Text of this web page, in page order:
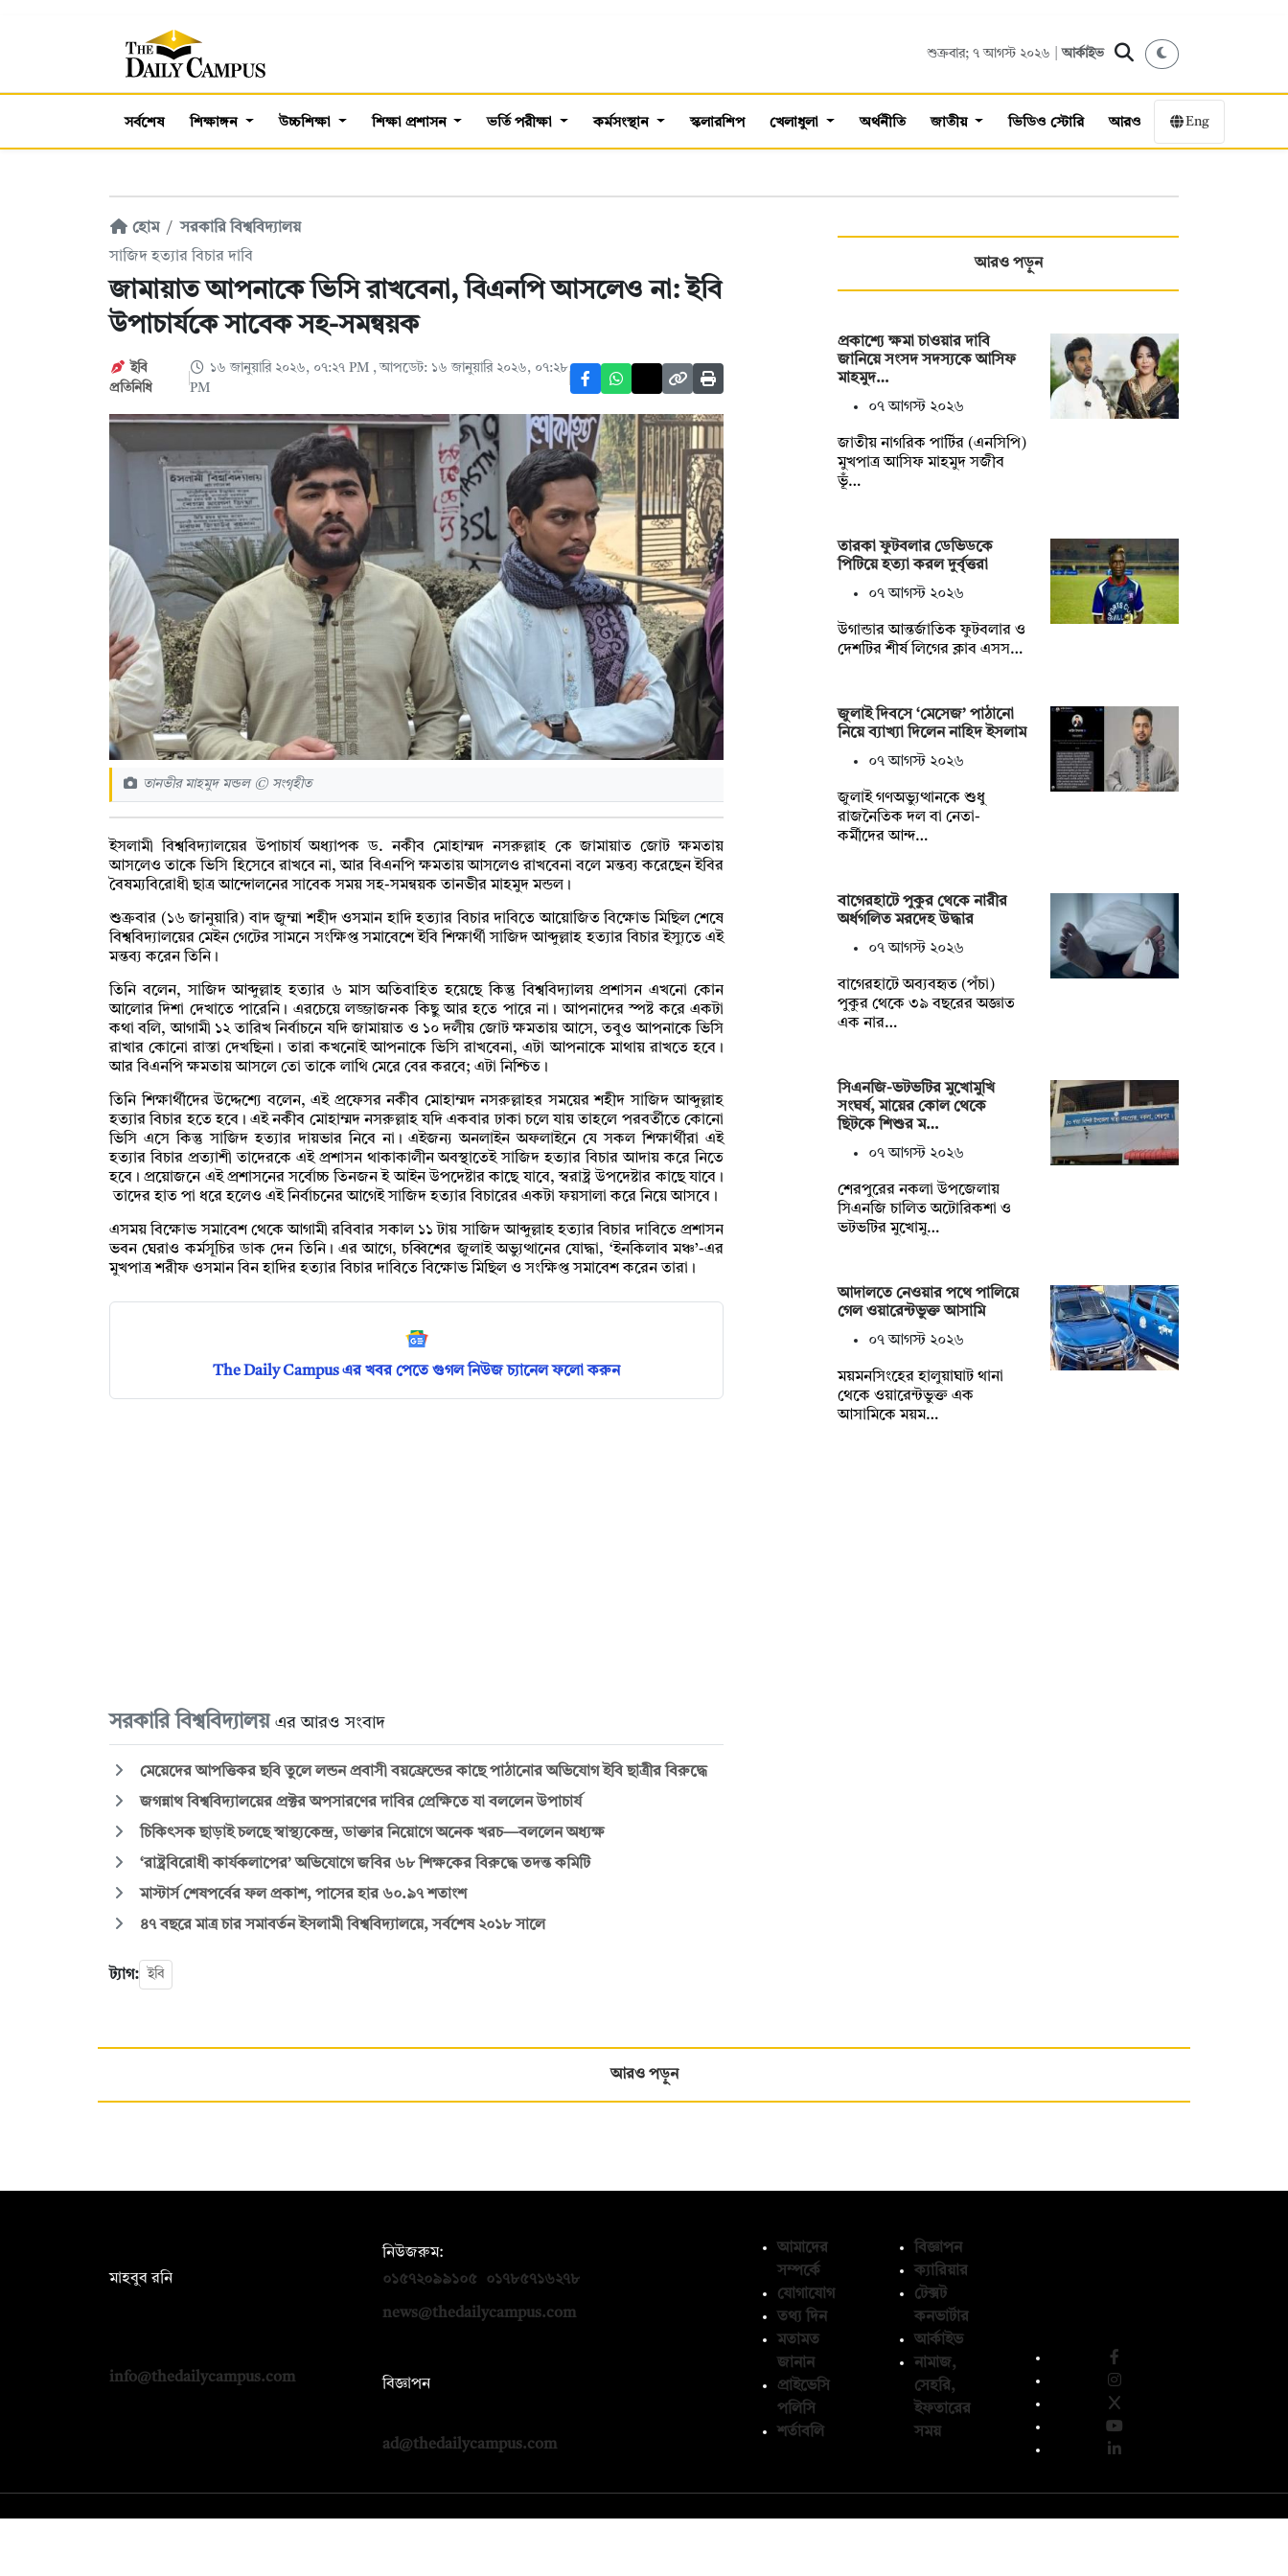
শুক্রবার; ৭ আগস্ট ২০২৬ |আর্কাইভ
সর্বশেষ শিক্ষাঙ্গন উচ্চশিক্ষা শিক্ষা প্রশাসন ভর্তি পরীক্ষা কর্মসংস্থান স্কলারশিপ খেলাধুলা অর্থনীতি জাতীয় ভিডিও স্টোরি আরও Eng
হোম
সরকারি বিশ্ববিদ্যালয়
সাজিদ হত্যার বিচার দাবি
জামায়াত আপনাকে ভিসি রাখবেনা, বিএনপি আসলেও না: ইবি
উপাচার্যকে সাবেক সহ-সমন্বয়ক
ইবি
প্রতিনিধি
১৬ জানুয়ারি ২০২৬, ০৭:২৭ PM , আপডেট: ১৬ জানুয়ারি ২০২৬, ০৭:২৮
PM
তানভীর মাহমুদ মন্ডল © সংগৃহীত
ইসলামী বিশ্ববিদ্যালয়ের উপাচার্য অধ্যাপক ড. নকীব মোহাম্মদ নসরুল্লাহ কে জামায়াত জোট ক্ষমতায়
আসলেও তাকে ভিসি হিসেবে রাখবে না, আর বিএনপি ক্ষমতায় আসলেও রাখবেনা বলে মন্তব্য করেছেন ইবির
বৈষম্যবিরোধী ছাত্র আন্দোলনের সাবেক সময় সহ-সমন্বয়ক তানভীর মাহমুদ মন্ডল।
শুক্রবার (১৬ জানুয়ারি) বাদ জুম্মা শহীদ ওসমান হাদি হত্যার বিচার দাবিতে আয়োজিত বিক্ষোভ মিছিল শেষে
বিশ্ববিদ্যালয়ের মেইন গেটের সামনে সংক্ষিপ্ত সমাবেশে ইবি শিক্ষার্থী সাজিদ আব্দুল্লাহ হত্যার বিচার ইস্যুতে এই
মন্তব্য করেন তিনি।
তিনি বলেন, সাজিদ আব্দুল্লাহ হত্যার ৬ মাস অতিবাহিত হয়েছে কিন্তু বিশ্ববিদ্যালয় প্রশাসন এখনো কোন
আলোর দিশা দেখাতে পারেনি। এরচেয়ে লজ্জাজনক কিছু আর হতে পারে না। আপনাদের স্পষ্ট করে একটা
কথা বলি, আগামী ১২ তারিখ নির্বাচনে যদি জামায়াত ও ১০ দলীয় জোট ক্ষমতায় আসে, তবুও আপনাকে ভিসি
রাখার কোনো রাস্তা দেখছিনা। তারা কখনোই আপনাকে ভিসি রাখবেনা, এটা আপনাকে মাথায় রাখতে হবে।
আর বিএনপি ক্ষমতায় আসলে তো তাকে লাথি মেরে বের করবে; এটা নিশ্চিত।
তিনি শিক্ষার্থীদের উদ্দেশ্যে বলেন, এই প্রফেসর নকীব মোহাম্মদ নসরুল্লাহর সময়ের শহীদ সাজিদ আব্দুল্লাহ
হত্যার বিচার হতে হবে। এই নকীব মোহাম্মদ নসরুল্লাহ যদি একবার ঢাকা চলে যায় তাহলে পরবর্তীতে কোনো
ভিসি এসে কিন্তু সাজিদ হত্যার দায়ভার নিবে না। এইজন্য অনলাইন অফলাইনে যে সকল শিক্ষার্থীরা এই
হত্যার বিচার প্রত্যাশী তাদেরকে এই প্রশাসন থাকাকালীন অবস্থাতেই সাজিদ হত্যার বিচার আদায় করে নিতে
হবে। প্রয়োজনে এই প্রশাসনের সর্বোচ্চ তিনজন ই আইন উপদেষ্টার কাছে যাবে, স্বরাষ্ট্র উপদেষ্টার কাছে যাবে।
তাদের হাত পা ধরে হলেও এই নির্বাচনের আগেই সাজিদ হত্যার বিচারের একটা ফয়সালা করে নিয়ে আসবে।
এসময় বিক্ষোভ সমাবেশ থেকে আগামী রবিবার সকাল ১১ টায় সাজিদ আব্দুল্লাহ হত্যার বিচার দাবিতে প্রশাসন
ভবন ঘেরাও কর্মসূচির ডাক দেন তিনি। এর আগে, চব্বিশের জুলাই অভ্যুত্থানের যোদ্ধা, ‘ইনকিলাব মঞ্চ’-এর
মুখপাত্র শরীফ ওসমান বিন হাদির হত্যার বিচার দাবিতে বিক্ষোভ মিছিল ও সংক্ষিপ্ত সমাবেশ করেন তারা।
The Daily Campus এর খবর পেতে গুগল নিউজ চ্যানেল ফলো করুন
সরকারি বিশ্ববিদ্যালয় এর আরও সংবাদ
মেয়েদের আপত্তিকর ছবি তুলে লন্ডন প্রবাসী বয়ফ্রেন্ডের কাছে পাঠানোর অভিযোগ ইবি ছাত্রীর বিরুদ্ধে
জগন্নাথ বিশ্ববিদ্যালয়ের প্রক্টর অপসারণের দাবির প্রেক্ষিতে যা বললেন উপাচার্য
চিকিৎসক ছাড়াই চলছে স্বাস্থ্যকেন্দ্র, ডাক্তার নিয়োগে অনেক খরচ—বললেন অধ্যক্ষ
‘রাষ্ট্রবিরোধী কার্যকলাপের’ অভিযোগে জবির ৬৮ শিক্ষকের বিরুদ্ধে তদন্ত কমিটি
মাস্টার্স শেষপর্বের ফল প্রকাশ, পাসের হার ৬০.৯৭ শতাংশ
৪৭ বছরে মাত্র চার সমাবর্তন ইসলামী বিশ্ববিদ্যালয়ে, সর্বশেষ ২০১৮ সালে
ট্যাগ: ইবি
আরও পড়ুন
প্রকাশ্যে ক্ষমা চাওয়ার দাবি
জানিয়ে সংসদ সদস্যকে আসিফ
মাহমুদ…
০৭ আগস্ট ২০২৬
জাতীয় নাগরিক পার্টির (এনসিপি)
মুখপাত্র আসিফ মাহমুদ সজীব
ভূঁ…
তারকা ফুটবলার ডেভিডকে
পিটিয়ে হত্যা করল দুর্বৃত্তরা
০৭ আগস্ট ২০২৬
উগান্ডার আন্তর্জাতিক ফুটবলার ও
দেশটির শীর্ষ লিগের ক্লাব এসস…
জুলাই দিবসে ‘মেসেজ’ পাঠানো
নিয়ে ব্যাখ্যা দিলেন নাহিদ ইসলাম
০৭ আগস্ট ২০২৬
জুলাই গণঅভ্যুত্থানকে শুধু
রাজনৈতিক দল বা নেতা-
কর্মীদের আন্দ…
বাগেরহাটে পুকুর থেকে নারীর
অর্ধগলিত মরদেহ উদ্ধার
০৭ আগস্ট ২০২৬
বাগেরহাটে অব্যবহৃত (পঁচা)
পুকুর থেকে ৩৯ বছরের অজ্ঞাত
এক নার…
সিএনজি-ভটভটির মুখোমুখি
সংঘর্ষ, মায়ের কোল থেকে
ছিটকে শিশুর ম…
০৭ আগস্ট ২০২৬
শেরপুরের নকলা উপজেলায়
সিএনজি চালিত অটোরিকশা ও
ভটভটির মুখোমু…
আদালতে নেওয়ার পথে পালিয়ে
গেল ওয়ারেন্টভুক্ত আসামি
০৭ আগস্ট ২০২৬
ময়মনসিংহের হালুয়াঘাট থানা
থেকে ওয়ারেন্টভুক্ত এক
আসামিকে ময়ম…
আরও পড়ুন
মাহবুব রনি
info@thedailycampus.com
নিউজরুম:
০১৫৭২০৯৯১০৫
০১৭৮৫৭১৬২৭৮
news@thedailycampus.com
বিজ্ঞাপন
ad@thedailycampus.com
আমাদের
সম্পর্কে
যোগাযোগ
তথ্য দিন
মতামত
জানান
প্রাইভেসি
পলিসি
শর্তাবলি
বিজ্ঞাপন
ক্যারিয়ার
টেক্সট
কনভার্টার
আর্কাইভ
নামাজ,
সেহরি,
ইফতারের
সময়
© কপিরাইট 2026, দ্য ডেইলি ক্যাম্পাস লিমিটেড